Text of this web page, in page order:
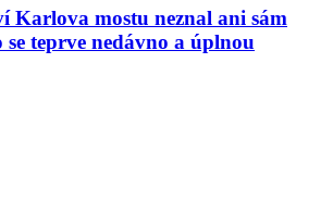
Karlova mostu neznal ani sám
teprve nedávno a úplnou